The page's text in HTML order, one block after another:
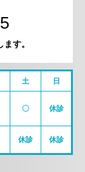
す。
土 日
〇 休診
休診 休診